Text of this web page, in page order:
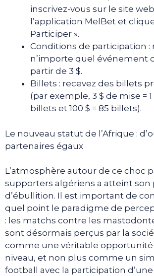
inscrivez-vous sur le site
l’application MelBet et
Participer ».
Conditions de participation :
n’importe quel événement
partir de 3 $.
Billets : recevez des billets
(par exemple, 3 $ de mise = 1
billets et 100 $ = 85 billets).
Le nouveau statut de l’Afrique :
partenaires égaux
L’atmosphère autour de ce choc
supporters algériens a atteint son
d’ébullition. Il est important de
quel point le paradigme de
: les matchs contre les
sont désormais perçus par la
comme une véritable opportunité
niveau, et non plus comme un
football avec la participation